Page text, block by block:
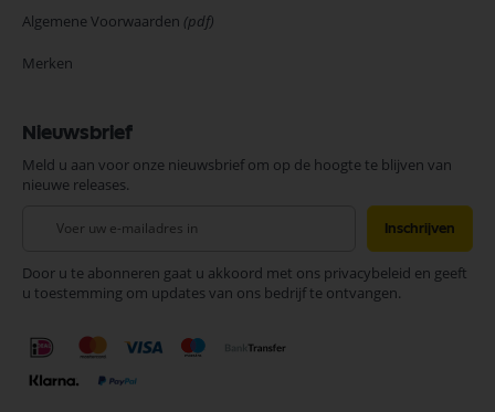
Algemene Voorwaarden (pdf)
Merken
Nieuwsbrief
Meld u aan voor onze nieuwsbrief om op de hoogte te blijven van
nieuwe releases.
onze
nieuwsbrief
Inschrijven
Door u te abonneren gaat u akkoord met ons privacybeleid en geeft
u toestemming om updates van ons bedrijf te ontvangen.